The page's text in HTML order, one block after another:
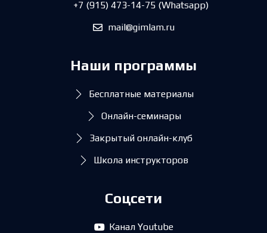
+7 (915) 473-14-75 (Whatsapp)
mail@gimlam.ru
Наши программы
Бесплатные материалы
Онлайн-семинары
Закрытый онлайн-клуб
Школа инструкторов
Соцсети
Канал Youtube